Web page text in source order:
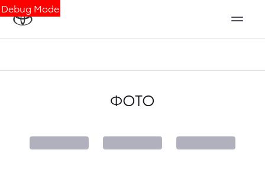
Debug Mode
ФОТО